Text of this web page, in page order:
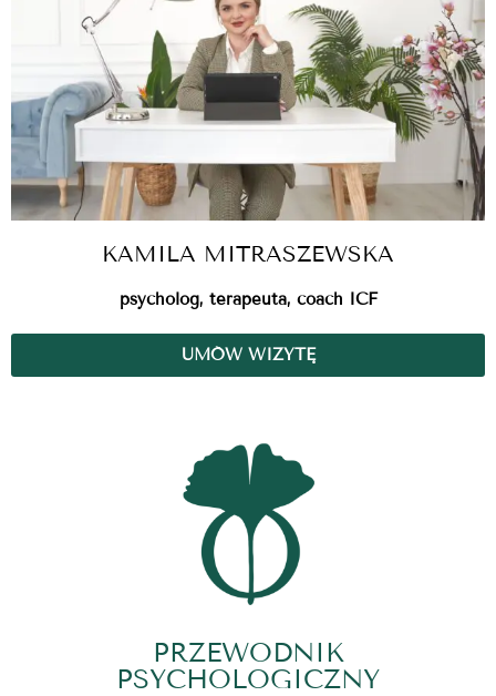
KAMILA MITRASZEWSKA
psycholog, terapeuta, coach ICF
UMÓW WIZYTĘ
PRZEWODNIK
PSYCHOLOGICZNY